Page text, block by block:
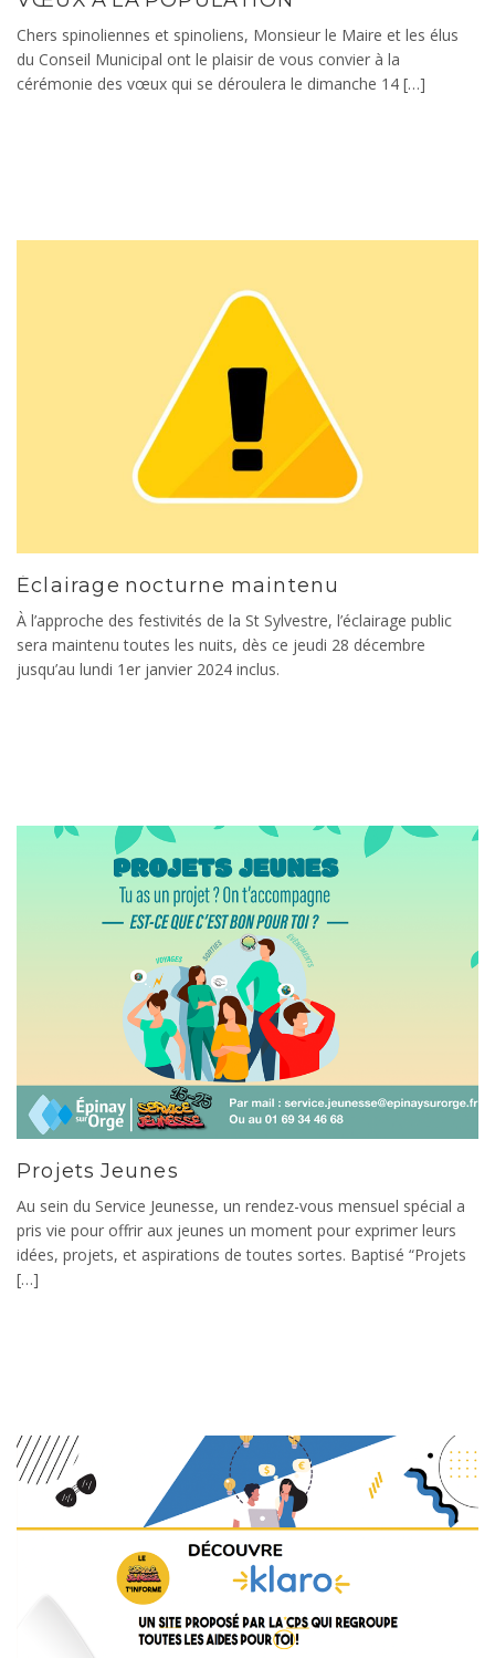
Chers spinoliennes et spinoliens, Monsieur le Maire et les élus
du Conseil Municipal ont le plaisir de vous convier à la
cérémonie des vœux qui se déroulera le dimanche 14 […]
Éclairage nocturne maintenu
À l’approche des festivités de la St Sylvestre, l’éclairage public
sera maintenu toutes les nuits, dès ce jeudi 28 décembre
jusqu’au lundi 1er janvier 2024 inclus.
Projets Jeunes
Au sein du Service Jeunesse, un rendez-vous mensuel spécial a
pris vie pour offrir aux jeunes un moment pour exprimer leurs
idées, projets, et aspirations de toutes sortes. Baptisé “Projets
[…]